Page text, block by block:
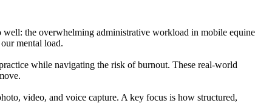
well: the overwhelming administrative workload in mobile equine
mental load.
while navigating the risk of burnout. These real-world
video, and voice capture. A key focus is how structured,